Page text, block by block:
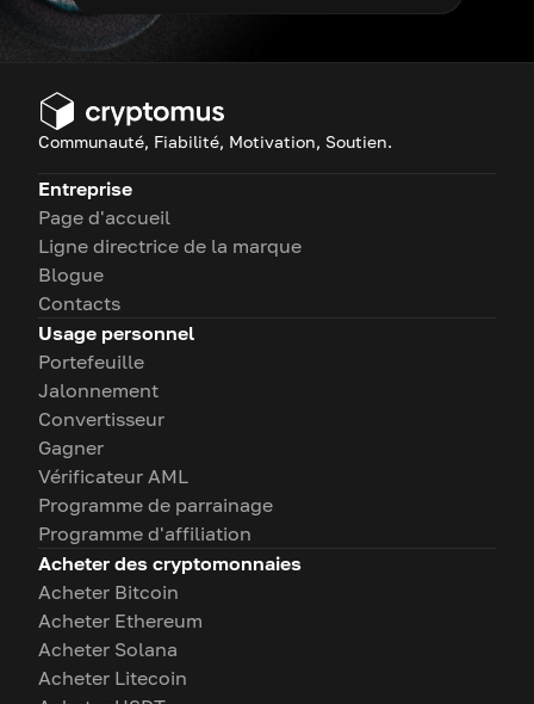
Communauté, Fiabilité, Motivation, Soutien.
Entreprise
Page d'accueil
Ligne directrice de la marque
Blogue
Contacts
Usage personnel
Portefeuille
Jalonnement
Convertisseur
Gagner
Vérificateur AML
Programme de parrainage
Programme d'affiliation
Acheter des cryptomonnaies
Acheter Bitcoin
Acheter Ethereum
Acheter Solana
Acheter Litecoin